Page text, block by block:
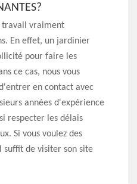
travail vraiment
En effet, un jardinier
pour faire les
ce cas, nous vous
en contact avec
années d'expérience
respecter les délais
Si vous voulez des
suffit de visiter son site